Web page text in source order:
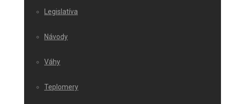
Legislatíva
Návody
Váhy
Teplomery